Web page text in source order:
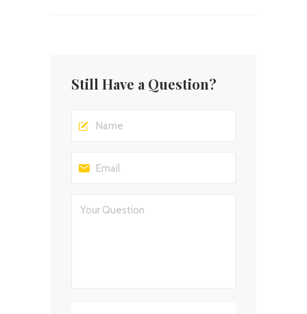
Still Have a Question?